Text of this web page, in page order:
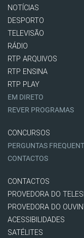
NOTÍCIAS
DESPORTO
TELEVISÃO
RÁDIO
RTP ARQUIVOS
RTP ENSINA
RTP PLAY
EM DIRETO
REVER PROGRAMAS
CONCURSOS
PERGUNTAS
CONTACTOS
CONTACTOS
PROVEDORA DO
PROVEDORA DO
ACESSIBILIDADES
SATÉLITES